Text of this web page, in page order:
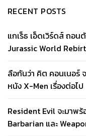
RECENT POSTS
แกเร็ธ เอ็ดเวิร์ดส์ ถอ
Jurassic World
ลือกันว่า คิต คอนเนอร์
หนัง X-Men เรื่องต่อไป
Resident Evil จะมาพ
Barbarian และ